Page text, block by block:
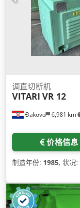
Đakovo 6,981 km
调直切断机
VITARI VR 12
价格信息
制造年份: 1985, 状况: